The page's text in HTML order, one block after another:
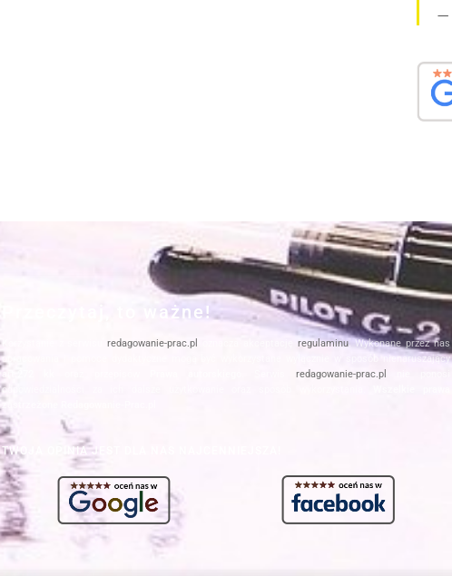
Przeczytaj, to ważne!
Korzystanie z serwisuredagowanie-prac.pl regulaminu. Wykonane przez nas
opracowania i pomoce dydaktyczne mogą być wykorzystane wyłącznie w sposób nienaruszający
redagowanie-prac.pl
odpowiedzialności za ich dalsze użytkowanie oraz sposób wykorzystania.
TWOJA OPINIA JEST DLA NAS NAJCENNIEJSZA!